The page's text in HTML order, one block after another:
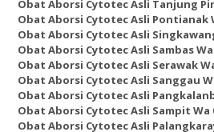
Obat Aborsi Cytotec Asli Tanjung
Obat Aborsi Cytotec Asli Pontianak
Obat Aborsi Cytotec Asli Singkawang
Obat Aborsi Cytotec Asli Sambas Wa
Obat Aborsi Cytotec Asli Serawak Wa
Obat Aborsi Cytotec Asli Sanggau
Obat Aborsi Cytotec Asli
Obat Aborsi Cytotec Asli Sampit Wa
Obat Aborsi Cytotec Asli